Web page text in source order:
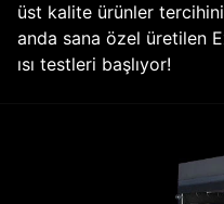
üst kalite ürünler
anda sana özel üretilen
ısı testleri başlıyor!